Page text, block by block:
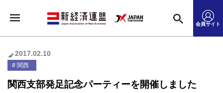
会員サイト
2017.02.10
関西
関西支部発足記念パーティーを開催しました